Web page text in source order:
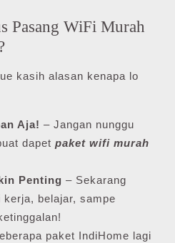
Pasang WiFi Murah
kasih alasan kenapa lo
Aja! – Jangan nunggu
dapet paket wifi murah
Penting – Sekarang
belajar, sampe
paket IndiHome lagi